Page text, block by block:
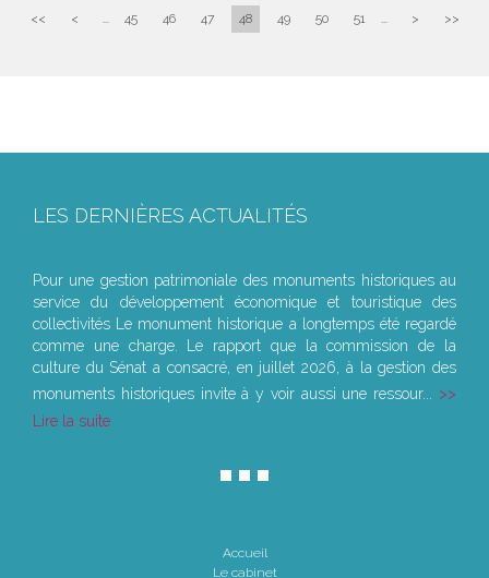
<< < ... 45 46 47 48 49 50 51 ... > >>
LES DERNIÈRES ACTUALITÉS
Pour une gestion patrimoniale des monuments historiques au
service du développement économique et touristique des
collectivités Le monument historique a longtemps été regardé
comme une charge. Le rapport que la commission de la
culture du Sénat a consacré, en juillet 2026, à la gestion des
monuments historiques invite à y voir aussi une ressour...
Lire la suite
Accueil
Le cabinet